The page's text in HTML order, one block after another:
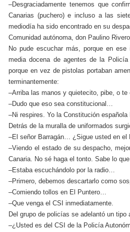
–Desgraciadamente tenemos que
Canarias (puchero) e incluso a las
mediodía ha sido encontrado en su
Comunidad autónoma, don Paulino
No pude escuchar más, porque en
media docena de agentes de la
porque en vez de pistolas portaban
terminantemente:
–Arriba las manos y quietecito, pibe, o
–Dudo que eso sea constitucional…
–Ni respires. Yo la Constitución
Detrás de la muralla de uniformados
–El señor Barragán… ¿Sigue usted en el
–Viendo el estado de su despacho,
Canaria. No sé haga el tonto. Sabe lo
–Estaba escuchándolo por la radio…
–Primero, debemos descartarlo como
–Comiendo tollos en El Puntero…
–Que venga el CSI inmediatamente.
Del grupo de policías se adelantó un
–¿Usted es del CSI de la Policía